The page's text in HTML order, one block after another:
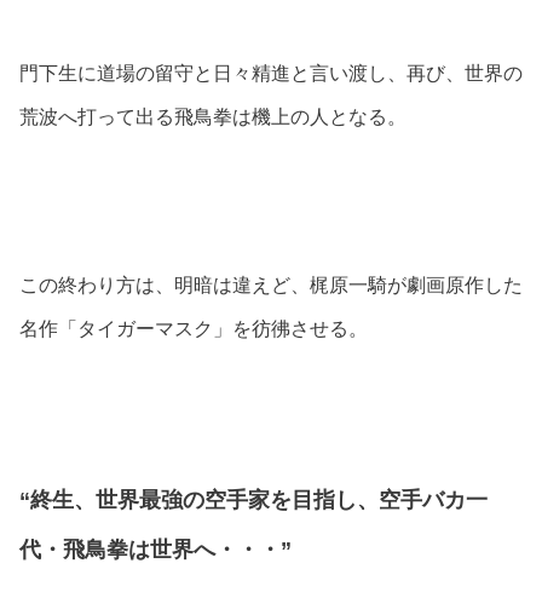
門下生に道場の留守と日々精進と言い渡し、再び、世界の
荒波へ打って出る飛鳥拳は機上の人となる。
この終わり方は、明暗は違えど、梶原一騎が劇画原作した
名作「タイガーマスク」を彷彿させる。
“終生、世界最強の空手家を目指し、空手バカ一
代・飛鳥拳は世界へ・・・”